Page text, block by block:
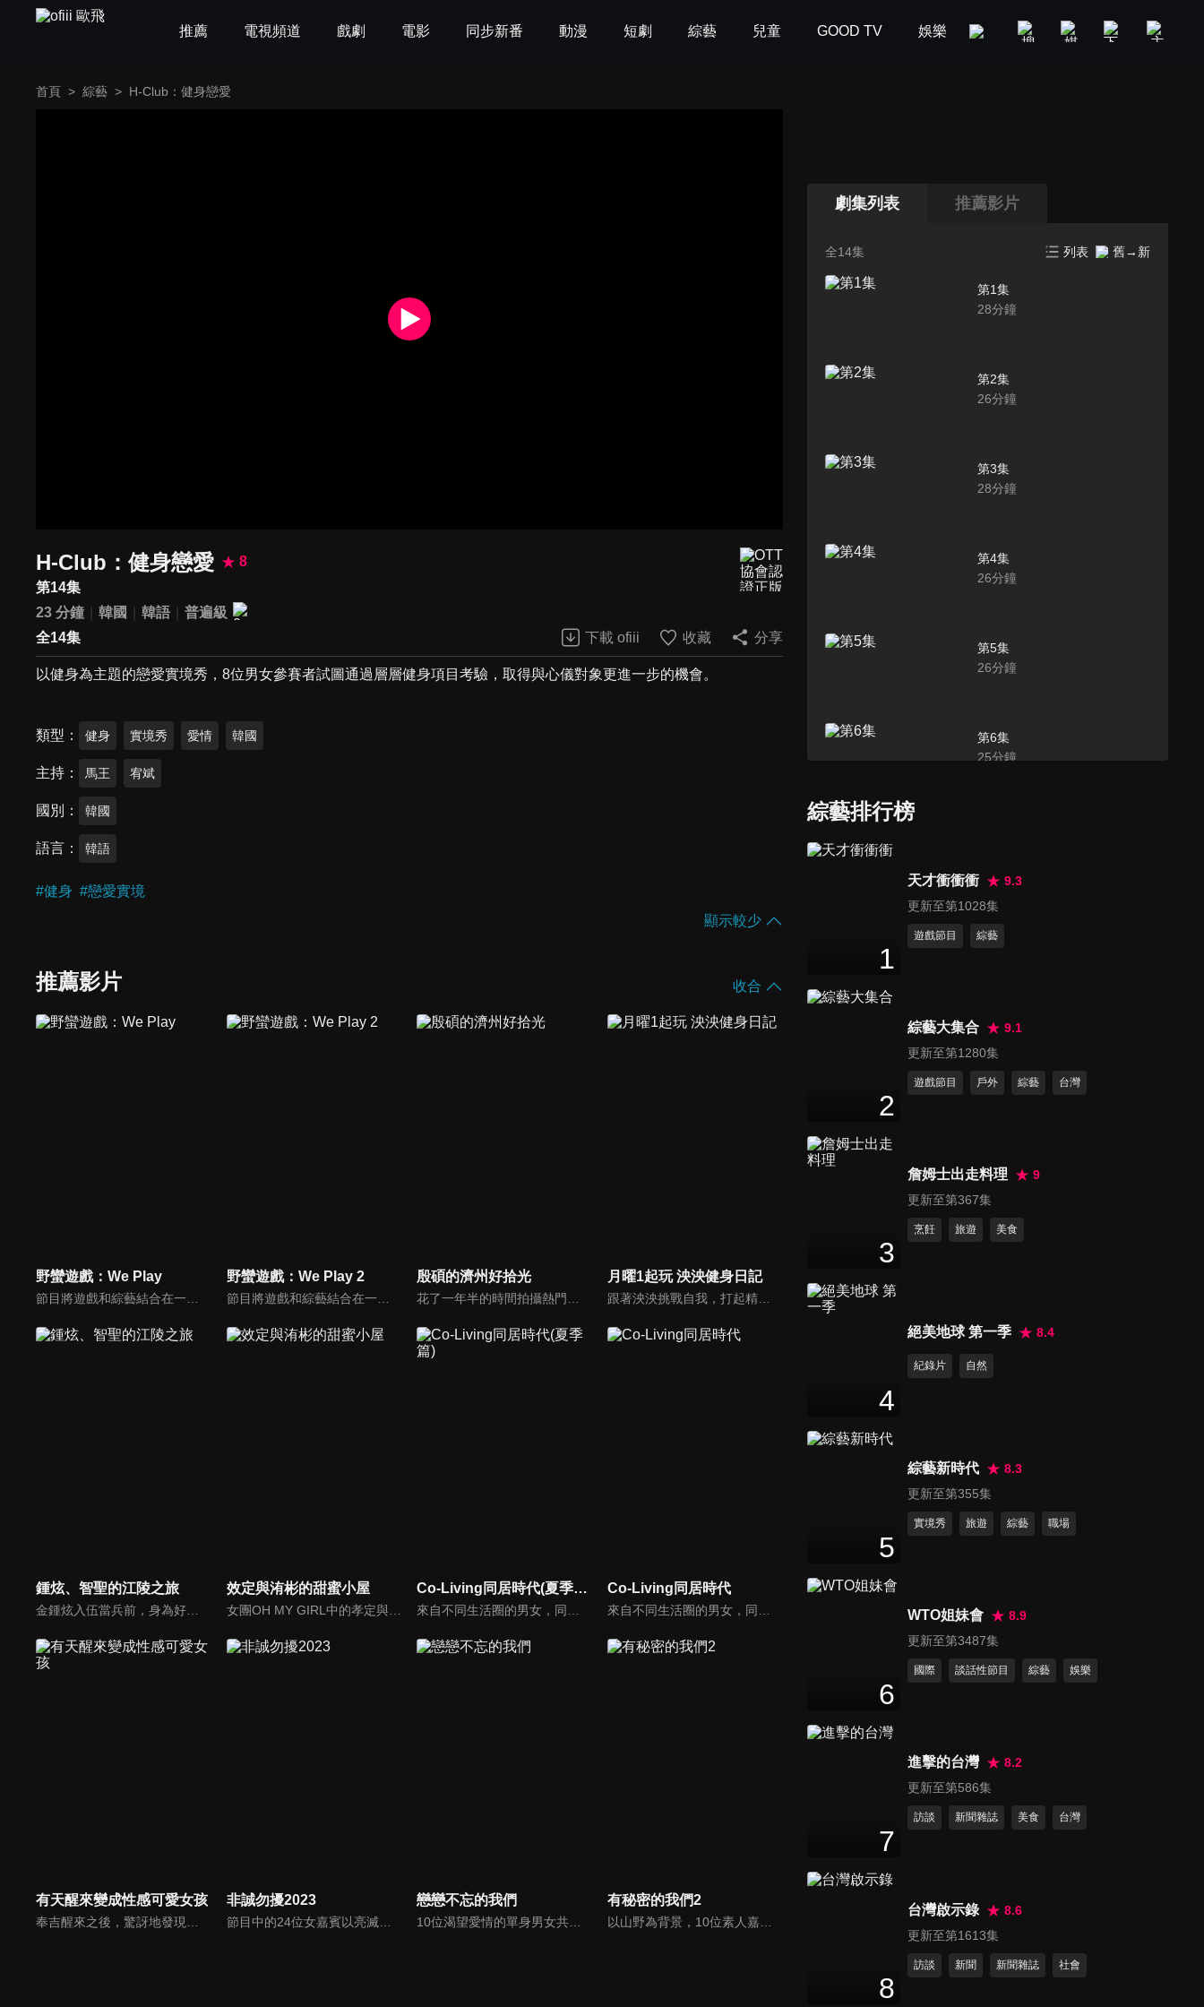
推薦 電視頻道 戲劇 電影 同步新番 動漫 短劇 綜藝 兒童 GOOD TV 娛樂 美食旅遊 新聞政論
首頁 > 綜藝 > H-Club：健身戀愛
H-Club：健身戀愛
8
第14集
23 分鐘
韓國 韓語
普遍級
全14集
下載 ofiii 收藏 分享
以健身為主題的戀愛實境秀，8位男女參賽者試圖通過層層健身項目考驗，取得與心儀對象更進一步的機會。
類型 健身 實境秀 愛情 韓國
主持 馬王 宥斌
國別 韓國
語言 韓語
#健身 #戀愛實境
顯示較少
推薦影片 收合
野蠻遊戲：We Play 野蠻遊戲：We Play 2 殷碩的濟州好拾光 月曜1起玩 泱泱健身日記
跟著泱泱挑戰自我，打起精神一起健身吧！
鍾炫、智聖的江陵之旅 效定與洧彬的甜蜜小屋
女團OH MY GIRL中的孝定與洧彬為主角的綜藝節目，邀請不同來賓、針對不同主題來進行互動。
Co-Living同居時代(夏季篇) Co-Living同居時代
有天醒來變成性感可愛女孩
奉吉醒來之後，驚訝地發現自己居然變成了一個性感又可愛的女孩！ 困惑之餘，他不知該找誰幫忙，所以決定上網去尋找答案。於是，他開始認識了一些人，甚至遇見了以前欺負過他的男生，以全新的面貌面對不堪的過去，他該如何是好?
非誠勿擾2023
節目中的24位女嘉賓以亮滅燈方式來決定男嘉賓的去留，透過「愛之請回答」、「愛之再判斷」、「愛之終決選」三個環節來決定男女嘉賓的速配成功。
戀戀不忘的我們
10位渴望愛情的單身男女共同入住「戀戀小屋」，他們中某些人將與意難平的前任重逢，重新審視自己的感情需求，探索與前任復合或開啟新戀情的可能性，在愛與成長、遺憾與釋懷的交織中，尋找理想愛情歸宿。
有秘密的我們2
以山野為背景，10位素人嘉賓都攜帶一個秘密進入「真相小屋」，這些秘密可能涉及過去的傷痛、未了的心願等，隨著節目推進逐漸揭曉；秘密成為推動他們情感發展的關鍵因素，也增加了未知性和驚喜感，並放棄了傳統戀綜依賴觀察室嘉賓或專家解析的模式，讓觀眾直接充當觀察者。
劇集列表 推薦影片
全14集 列表 舊→新
第1集
28分鐘
第2集
26分鐘
第3集
28分鐘
第4集
26分鐘
第5集
26分鐘
第6集
25分鐘
第8集
25分鐘
22分鐘
第11集
22
第13集
23分鐘
綜藝排行榜
1
天才衝衝衝
9.3
更新至第1028集
遊戲節目 綜藝
2
綜藝大集合
9.1
更新至第1280集
遊戲節目 戶外 綜藝 台灣
3
詹姆士出走料理
9
更新至第367集
烹飪 旅遊 美食
4
絕美地球 第一季 8.4
紀錄片 自然
5
綜藝新時代
8.3
更新至第355集
實境秀 旅遊 綜藝 職場
6
WTO姐妹會
8.9
更新至第3487集
國際 談話性節目 綜藝 娛樂
7
進擊的台灣
8.2
更新至第586集
訪談 新聞雜誌 美食 台灣
8
台灣啟示錄
8.6
更新至第1613集
訪談 新聞 新聞雜誌 社會